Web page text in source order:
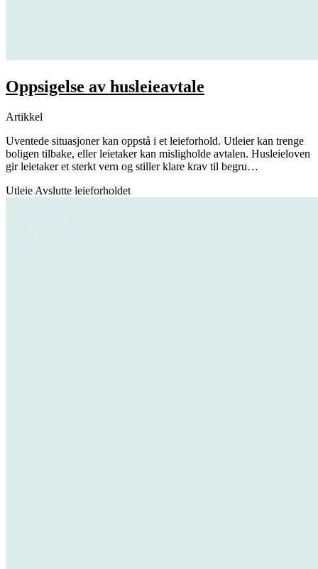
Oppsigelse av husleieavtale
Artikkel
Uventede situasjoner kan oppstå i et leieforhold. Utleier kan trenge
boligen tilbake, eller leietaker kan misligholde avtalen. Husleieloven
gir leietaker et sterkt vern og stiller klare krav til begru…
Utleie Avslutte leieforholdet